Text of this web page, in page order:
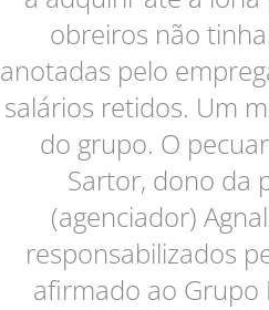
obreiros não
anotadas pelo
salários retidos. Um
do grupo. O
Sartor, dono da
(agenciador)
responsabilizados
afirmado ao Grupo